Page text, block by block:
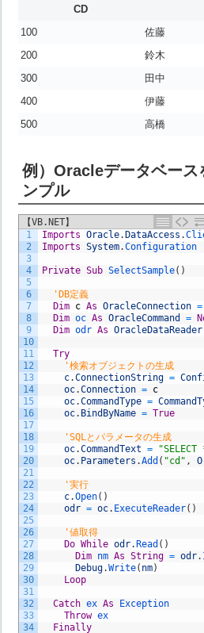
CD
100
佐藤
200
鈴木
300
田中
400
伊藤
500
高橋
例）Oracleデータベース
ンプル
【VB.NET】
1
2
3
4
5
6
7
8
9
10
11
12
13
14
15
16
17
18
19
20
21
22
23
24
25
26
27
28
29
30
31
32
33
34
Imports Oracle.DataAccess .
Imports System.Configuration
Private Sub SelectSample( )
'DB定義
Dim c As OracleConnection =
Dim oc As OracleCommand =
Dim odr As OracleDataReader
Try
'検索オブジェクトの生成
c.ConnectionString =
oc.Connection = c
oc.CommandType =
oc. BindByName = True
'SQLとパラメータの生成
oc.CommandText =
oc. Parameters .Add ( "cd" ,
'実行
c.Open( )
odr = oc. ExecuteReader( )
'値取得
Do While odr.Read ( )
Dim nm As String = odr.
Debug.Write( nm)
Loop
Catch ex As
Exception
Throw ex
Finally